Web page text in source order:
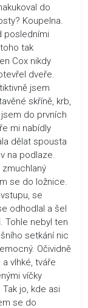
do
Koupelna.
posledními
tak
Cox nikdy
dveře.
jsem
skříně, krb,
do prvních
mi nabídly
dělat spousta
na podlaze.
zmuchlaný
se do ložnice.
se
odhodlal a šel
Tohle nebyl ten
setkání nic
Očividně
vlhké, tváře
víčky
jo, kde asi
se do